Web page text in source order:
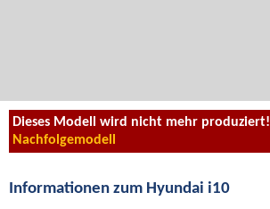
Dieses Modell wird nicht mehr produziert!
Nachfolgemodell
Informationen zum Hyundai i10